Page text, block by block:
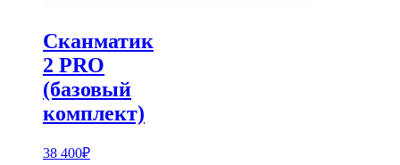
Сканматик
2 PRO
(базовый
комплект)
38 400₽